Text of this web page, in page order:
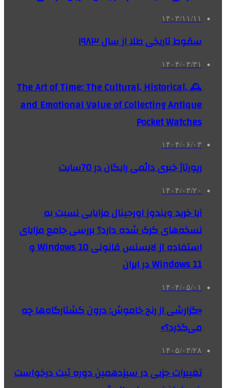
۱۴۰۳/۱۱/۱۱
سقوط تاریخی طلا از سال ۱۹۸۳
۱۴۰۴/۰۳/۳۱
🕰️ The Art of Time: The Cultural, Historical,
and Emotional Value of Collecting Antique
Pocket Watches
۱۴۰۴/۰۶/۰۳
رپورتاژ خبری دائمی رایگان در 70سایت
۱۴۰۴/۰۳/۲۰
آیا خرید ویندوز اورجینال مزایایی نسبت به
نسخه‌های کرک شده دارد؟ بررسی جامع مزایای
استفاده از لایسنس قانونی Windows 10 و
Windows 11 در ایران
۱۴۰۴/۰۵/۰۱
«گزارشی از رنج خاموش: درون کشتارگاه‌ها چه
می‌گذرد؟»
۱۴۰۵/۰۳/۲۸
تغییرات جزیی در سیزدهمین دوره ثبت درخواست